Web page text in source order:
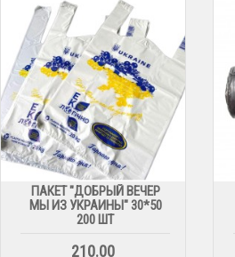
ПАКЕТ "ДОБРЫЙ ВЕЧЕР
МЫ ИЗ УКРАИНЫ" 30*50
200 ШТ
210.00